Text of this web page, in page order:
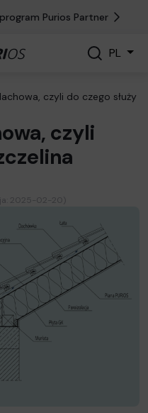
Purios Partner
PL
czyli do czego służy
czyli
2025-02-20)